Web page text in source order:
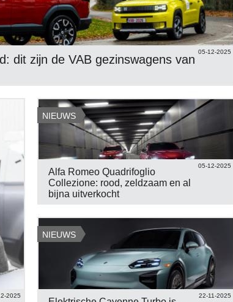
05-12-2025
dit zijn de VAB gezinswagens van
2025
NIEUWS
05-12-2025
Alfa Romeo Quadrifoglio
Collezione: rood, zeldzaam en al
bijna uitverkocht
NIEUWS
22-11-2025